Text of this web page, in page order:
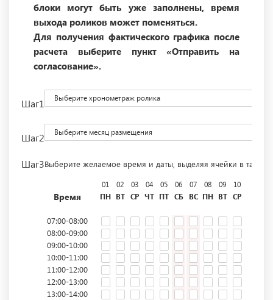
блоки могут быть уже заполнены, время
выхода роликов может поменяться.
Для получения фактического графика после
расчета выберите пункт «Отправить на
согласование».
Шаг1 Выберите хронометраж ролика
Шаг2 Выберите месяц размещения
Шаг3Выберите желаемое время и даты, выделяя ячейки в
Время
01
ПН
02
ВТ
03
СР
04
ЧТ
05
ПТ
06
СБ
07
ВС
08
ПН
09
ВТ
10
СР
07:00-08:00
08:00-09:00
09:00-10:00
10:00-11:00
11:00-12:00
12:00-13:00
13:00-14:00